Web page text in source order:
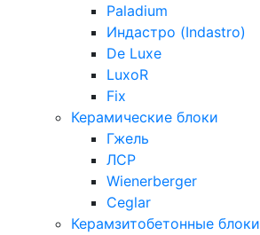
Paladium
Индастро (Indastro)
De Luxe
LuxoR
Fix
Керамические блоки
Гжель
ЛСР
Wienerberger
Ceglar
Керамзитобетонные блоки